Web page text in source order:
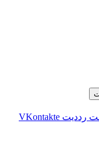
‫رددیت ‫VKontakte